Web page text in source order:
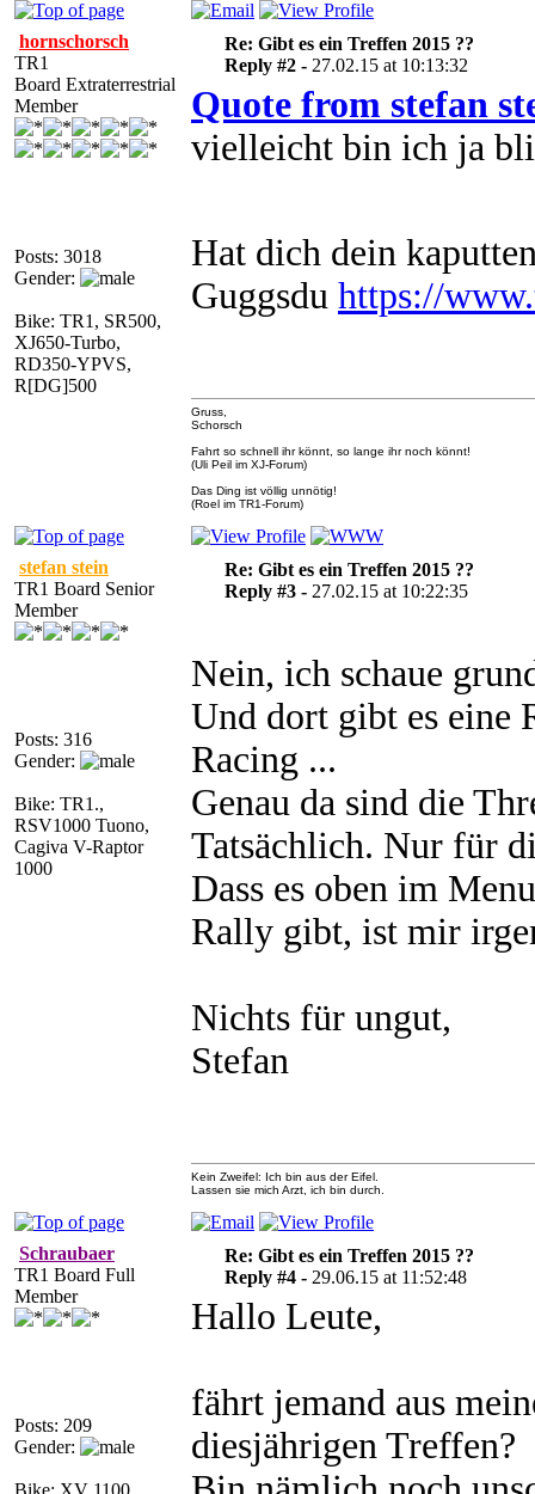
hornschorsch
TR1
Board Extraterrestrial
Member
Posts: 3018
Gender:
Bike: TR1, SR500,
XJ650-Turbo,
RD350-YPVS,
R[DG]500
Re: Gibt es ein Treffen 2015 ??
Reply #2 - 27.02.15 at 10:13:32
Quote from stefan
vielleicht bin ich ja
Hat dich dein
Guggsdu https://
Gruss,
Schorsch
Fahrt so schnell ihr könnt, so lange ihr noch könnt!
(Uli Peil im XJ-Forum)
Das Ding ist völlig unnötig!
(Roel im TR1-Forum)
stefan stein
TR1 Board Senior
Member
Posts: 316
Gender:
Bike: TR1.,
RSV1000 Tuono,
Cagiva V-Raptor
1000
Re: Gibt es ein Treffen 2015 ??
Reply #3 - 27.02.15 at 10:22:35
Nein, ich schaue
Und dort gibt es eine
Racing ...
Genau da sind die
Tatsächlich. Nur für
Dass es oben im
Rally gibt, ist mir
Nichts für ungut,
Stefan
Kein Zweifel: Ich bin aus der Eifel.
Lassen sie mich Arzt, ich bin durch.
Schraubaer
TR1 Board Full
Member
Posts: 209
Gender:
Bike: XV 1100
Re: Gibt es ein Treffen 2015 ??
Reply #4 - 29.06.15 at 11:52:48
Hallo Leute,
fährt jemand aus
diesjährigen Treffen?